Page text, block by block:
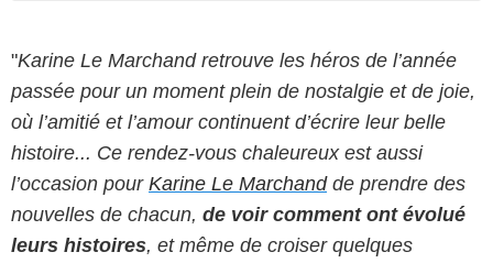
"Karine Le Marchand retrouve les héros de l’année
passée pour un moment plein de nostalgie et de joie,
où l’amitié et l’amour continuent d’écrire leur belle
histoire... Ce rendez-vous chaleureux est aussi
l’occasion pour Karine Le Marchandde prendre des
nouvelles de chacun, de voir comment ont évolué
leurs histoires, et même de croiser quelques